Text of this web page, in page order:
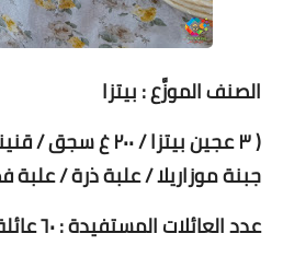
الصنف الموزَّع : بيتزا
( ٣ عجين بيتزا /
جبنة موزاريلا / علبة ذرة / علبة
عدد العائلات المستفيدة : ٦٠ عائلة